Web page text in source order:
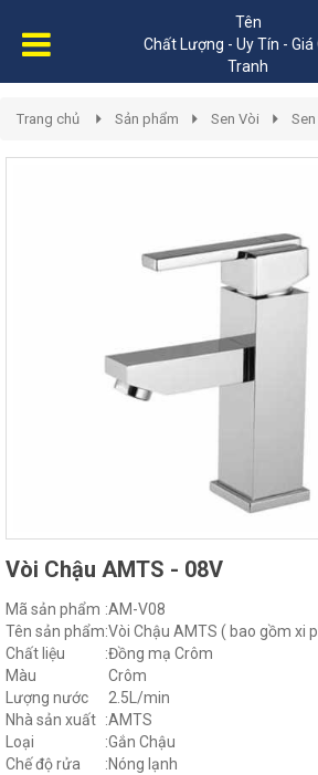
Tên
Chất Lượng - Uy Tín - Giá
Tranh
Trang chủ Sản phẩm Sen Vòi
Vòi Chậu AMTS - 08V
Mã sản phẩm :AM-V08
Tên sản phẩm:Vòi Chậu AMTS ( bao gồm xi
Chất liệu
:Đồng mạ Crôm
Màu
Crôm
Lượng nước
2.5L/min
Nhà sản xuất :AMTS
Loại
:Gắn Chậu
Chế độ rửa
:Nóng lạnh